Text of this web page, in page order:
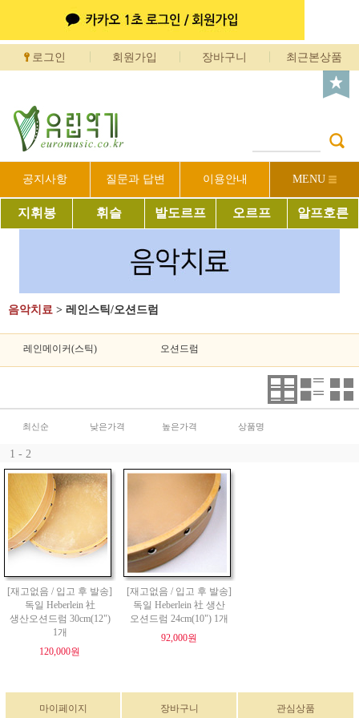
로그인 회원가입 장바구니 최근본상품
공지사항 질문과 답변 이용안내 MENU
지휘봉 휘슬 발도르프 오르프 알프호른
음악치료 > 레인스틱/오션드럼
레인메이커(스틱) 오션드럼
최신순 낮은가격 높은가격 상품명
1 - 2
[재고없음 / 입고 후 발송]
독일 Heberlein 社
생산오션드럼 30cm(12")
1개
120,000원
[재고없음 / 입고 후 발송]
독일 Heberlein 社 생산
오션드럼 24cm(10") 1개
92,000원
마이페이지 장바구니 관심상품